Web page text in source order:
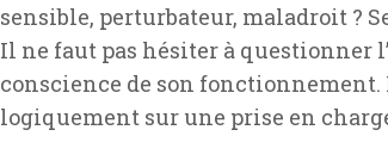
sensible, perturbateur, maladroit ?
Il ne faut pas hésiter à questionner
conscience de son fonctionnement.
logiquement sur une prise en